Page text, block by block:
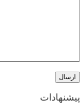
پیشنهادات